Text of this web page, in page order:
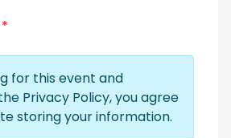
*
for this event and
Privacy Policy, you agree
storing your information.